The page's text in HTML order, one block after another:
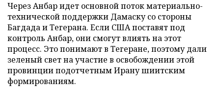
Через Анбар идет основной поток материально-
технической поддержки Дамаску со стороны
Багдада и Тегерана. Если США поставят под
контроль Анбар, они смогут влиять на этот
процесс. Это понимают в Тегеране, поэтому дали
зеленый свет на участие в освобождении этой
провинции подотчетным Ирану шиитским
формированиям.